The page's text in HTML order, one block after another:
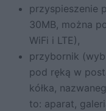
przyspieszenie
30MB, można
WiFi i LTE),
przybornik
pod ręką w
kółka,
to: aparat,